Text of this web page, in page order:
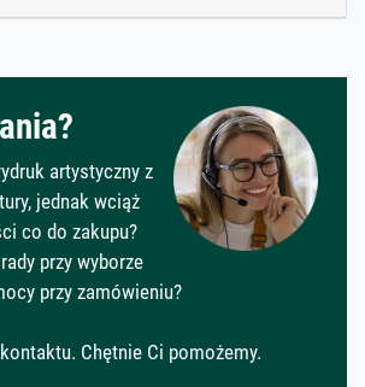
artystyczny z
jednak wciąż
co do zakupu?
przy wyborze
przy zamówieniu?
Chętnie Ci pomożemy.